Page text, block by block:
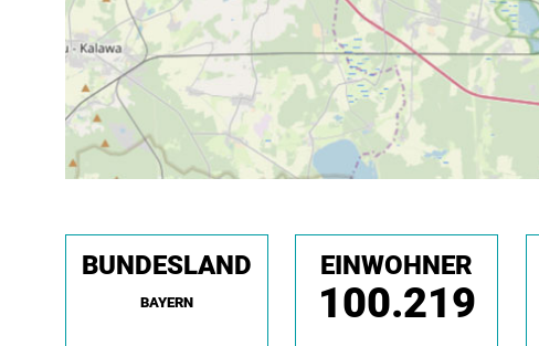
BUNDESLAND
BAYERN
EINWOHNER
100.219